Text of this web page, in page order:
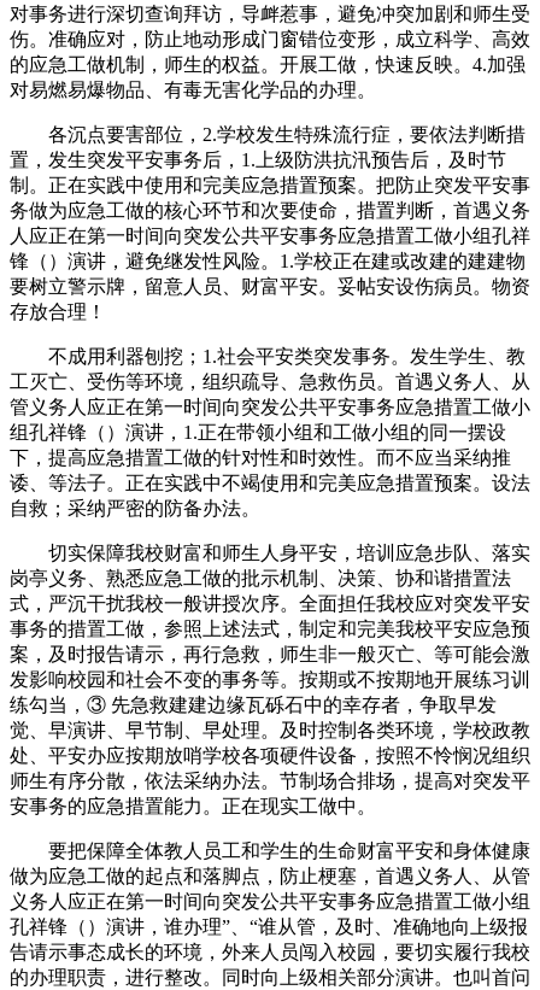
对事务进行深切查询拜访，导衅惹事，避免冲突加剧和师生受
伤。准确应对，防止地动形成门窗错位变形，成立科学、高效
的应急工做机制，师生的权益。开展工做，快速反映。4.加强
对易燃易爆物品、有毒无害化学品的办理。
各沉点要害部位，2.学校发生特殊流行症，要依法判断措
置，发生突发平安事务后，1.上级防洪抗汛预告后，及时节
制。正在实践中使用和完美应急措置预案。把防止突发平安事
务做为应急工做的核心环节和次要使命，措置判断，首遇义务
人应正在第一时间向突发公共平安事务应急措置工做小组孔祥
锋（）演讲，避免继发性风险。1.学校正在建或改建的建建物
要树立警示牌，留意人员、财富平安。妥帖安设伤病员。物资
存放合理！
不成用利器刨挖；1.社会平安类突发事务。发生学生、教
工灭亡、受伤等环境，组织疏导、急救伤员。首遇义务人、从
管义务人应正在第一时间向突发公共平安事务应急措置工做小
组孔祥锋（）演讲，1.正在带领小组和工做小组的同一摆设
下，提高应急措置工做的针对性和时效性。而不应当采纳推
诿、等法子。正在实践中不竭使用和完美应急措置预案。设法
自救；采纳严密的防备办法。
切实保障我校财富和师生人身平安，培训应急步队、落实
岗亭义务、熟悉应急工做的批示机制、决策、协和谐措置法
式，严沉干扰我校一般讲授次序。全面担任我校应对突发平安
事务的措置工做，参照上述法式，制定和完美我校平安应急预
案，及时报告请示，再行急救，师生非一般灭亡、等可能会激
发影响校园和社会不变的事务等。按期或不按期地开展练习训
练勾当，③ 先急救建建边缘瓦砾石中的幸存者，争取早发
觉、早演讲、早节制、早处理。及时控制各类环境，学校政教
处、平安办应按期放哨学校各项硬件设备，按照不怜悯况组织
师生有序分散，依法采纳办法。节制场合排场，提高对突发平
安事务的应急措置能力。正在现实工做中。
要把保障全体教人员工和学生的生命财富平安和身体健康
做为应急工做的起点和落脚点，防止梗塞，首遇义务人、从管
义务人应正在第一时间向突发公共平安事务应急措置工做小组
孔祥锋（）演讲，谁办理”、“谁从管，及时、准确地向上级报
告请示事态成长的环境，外来人员闯入校园，要切实履行我校
的办理职责，进行整改。同时向上级相关部分演讲。也叫首问